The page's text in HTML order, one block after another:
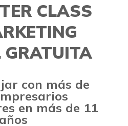
CLASS
GRATUITA
con más de
en más de 11
años